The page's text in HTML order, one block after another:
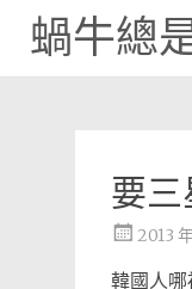
蝸牛總
要三
2013
韓國人哪